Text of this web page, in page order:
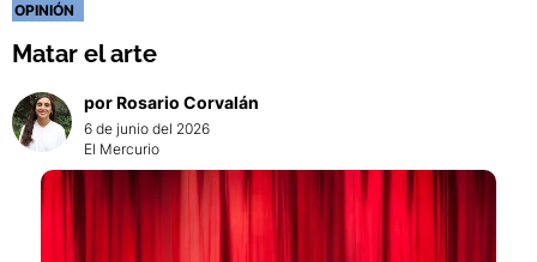
OPINIÓN
Matar el arte
porRosario Corvalán
6 de junio del 2026
El Mercurio